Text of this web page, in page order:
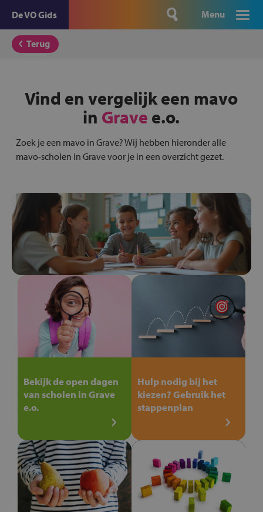
De VO Gids Menu
Terug
Vind en vergelijk een mavo
in Grave e.o.
Zoek je een mavo in Grave? Wij hebben hieronder alle
mavo-scholen in Grave voor je in een overzicht gezet.
Bekijk de open dagen
van scholen in Grave
e.o.
Hulp nodig bij het
kiezen? Gebruik het
stappenplan